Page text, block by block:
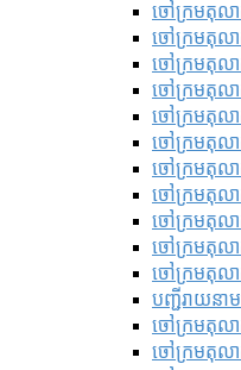
ចៅក្រមតុលា
ចៅក្រមតុលា
ចៅក្រមតុលា
ចៅក្រមតុលា
ចៅក្រមតុលា
ចៅក្រមតុលា
ចៅក្រមតុលា
ចៅក្រមតុលា
ចៅក្រមតុលា
ចៅក្រមតុលាក
ចៅក្រមតុលា
បញ្ជីរាយនា
ចៅក្រមតុលា
ចៅក្រមតុលាក